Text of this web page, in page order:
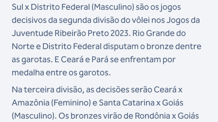
Sul x Distrito Federal (Masculino) são os jogos
decisivos da segunda divisão do vôlei nos Jogos da
Juventude Ribeirão Preto 2023. Rio Grande do
Norte e Distrito Federal disputam o bronze dentre
as garotas. E Ceará e Pará se enfrentam por
medalha entre os garotos.
Na terceira divisão, as decisões serão Ceará x
Amazônia (Feminino) e Santa Catarina x Goiás
(Masculino). Os bronzes virão de Rondônia x Goiás